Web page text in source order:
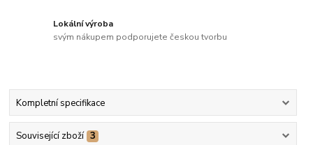
Lokální výroba
svým nákupem podporujete českou tvorbu
Kompletní specifikace
Související zboží 3